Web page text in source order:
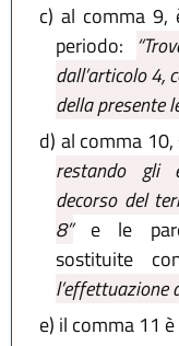
c) al comma 9,
periodo:
dall’articolo 4,
della presente
d) al comma
restando gli
decorso del
8”e le
sostituite
l’effettuazione
e) il comma 11